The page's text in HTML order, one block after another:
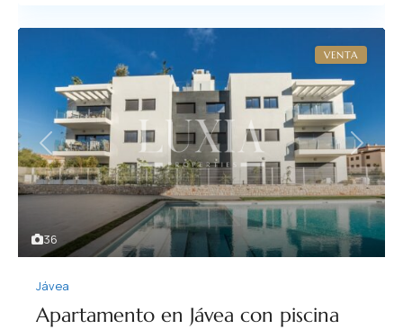
36
Previous Next
VENTA
Jávea
Apartamento en Jávea con piscina